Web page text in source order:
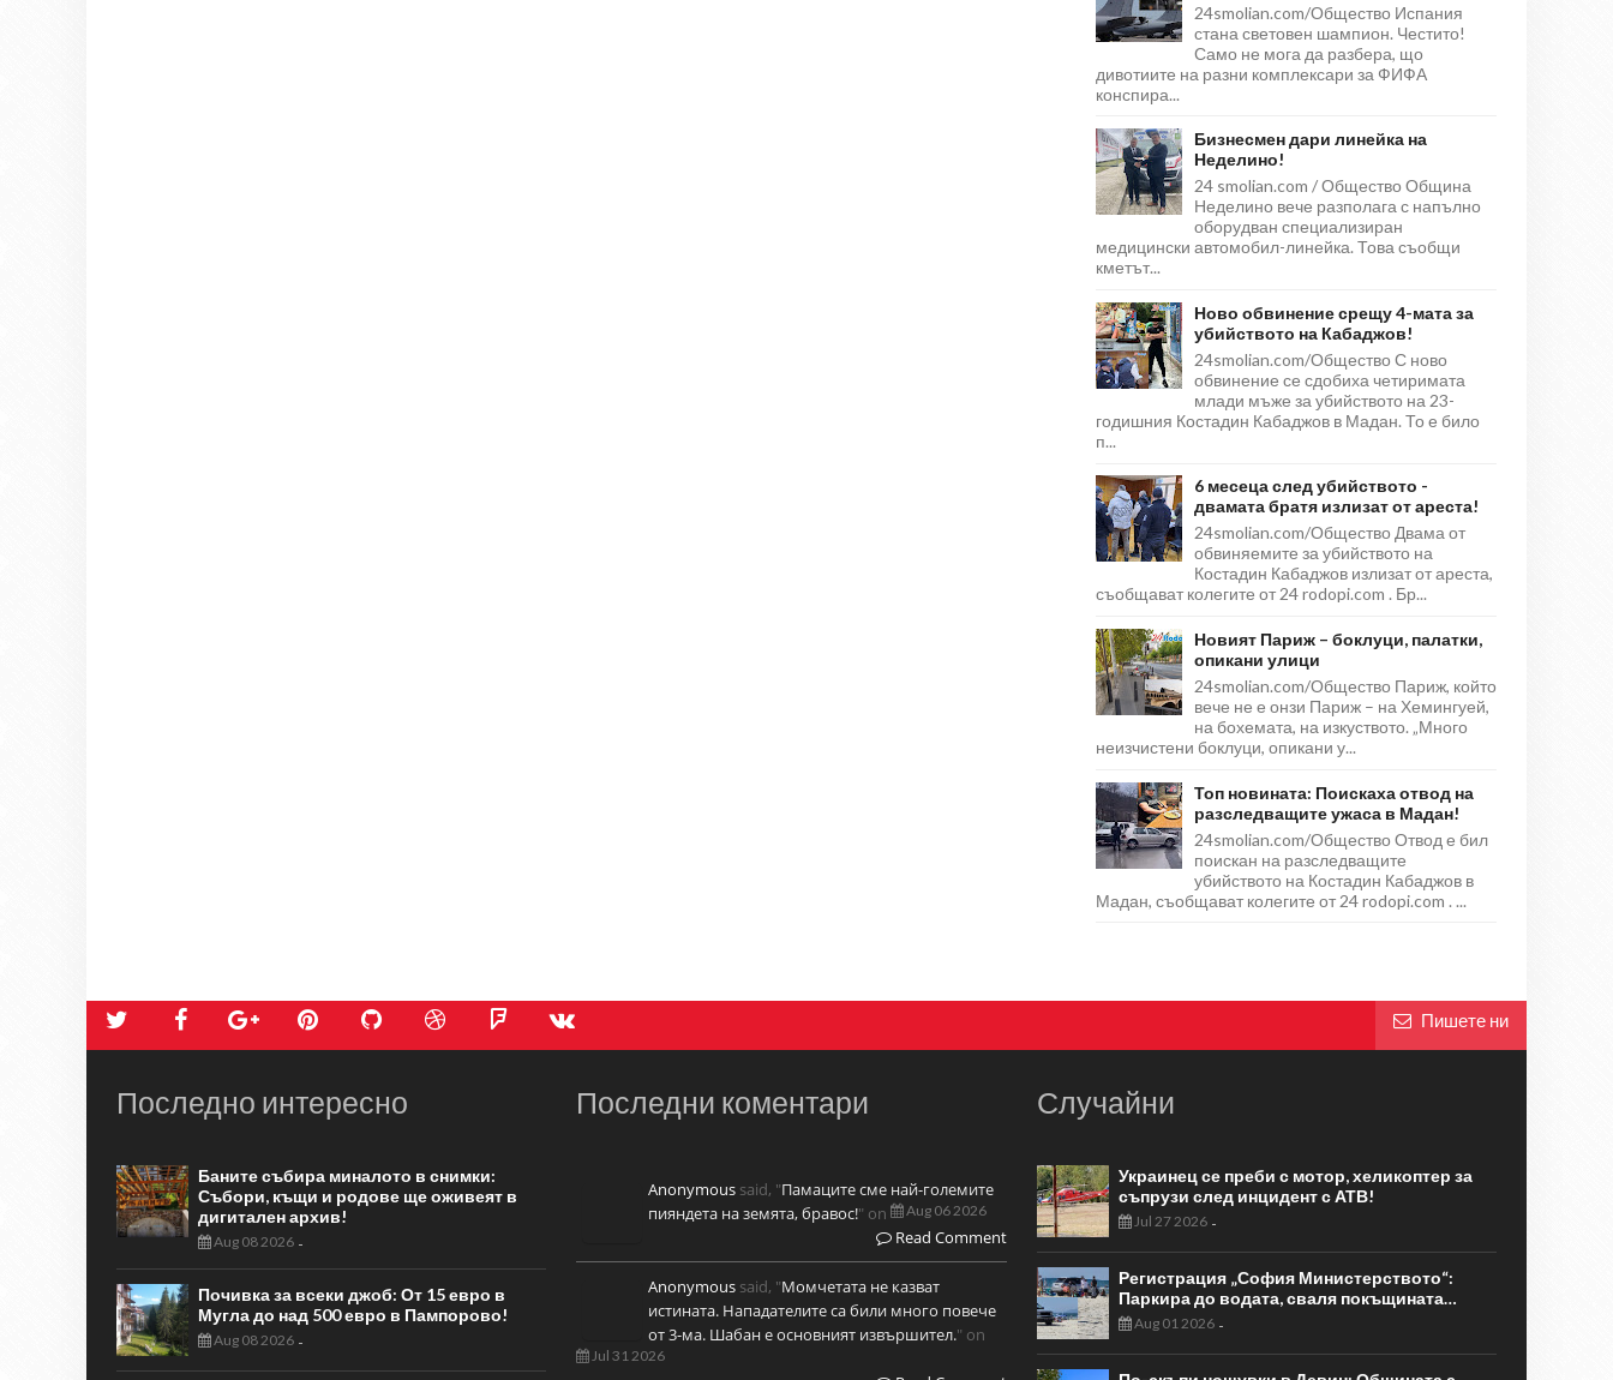
24smolian.com/Общество Испания
стана световен шампион. Честито!
Само не мога да разбера, що
дивотиите на разни комплексари за ФИФА
конспира...
Бизнесмен дари линейка на
Неделино!
24 smolian.com / Общество Община
Неделино вече разполага с напълно
оборудван специализиран
медицински автомобил-линейка. Това съобщи
кметът...
Ново обвинение срещу 4-мата за
убийството на Кабаджов!
24smolian.com/Общество С ново
обвинение се сдобиха четиримата
млади мъже за убийството на 23-
годишния Костадин Кабаджов в Мадан. То е било
п...
6 месеца след убийството -
двамата братя излизат от ареста!
24smolian.com/Общество Двама от
обвиняемите за убийството на
Костадин Кабаджов излизат от ареста,
съобщават колегите от 24 rodopi.com . Бр...
Новият Париж – боклуци, палатки,
опикани улици
24smolian.com/Общество Париж, който
вече не е онзи Париж – на Хемингуей,
на бохемата, на изкуството. „Много
неизчистени боклуци, опикани у...
Топ новината: Поискаха отвод на
разследващите ужаса в Мадан!
24smolian.com/Общество Отвод е бил
поискан на разследващите
убийството на Костадин Кабаджов в
Мадан, съобщават колегите от 24 rodopi.com . ...
Пишете ни
Последно интересно
Баните събира миналото в снимки:
Събори, къщи и родове ще оживеят в
дигитален архив!
Aug 08 2026 -
Почивка за всеки джоб: От 15 евро в
Мугла до над 500 евро в Пампорово!
Aug 08 2026 -
Последни коментари
Anonymous said, "Памаците сме най-големите
пияндета на земята, бравос!" on Aug 06 2026
Read Comment
Anonymous said, "Момчетата не казват
истината. Нападателите са били много повече
от 3-ма. Шабан е основният извършител." on
Jul 31 2026
Случайни
Украинец се преби с мотор, хеликоптер за
съпрузи след инцидент с АТВ!
Jul 27 2026-
Регистрация „София Министерството“:
Паркира до водата, сваля покъщината…
Aug 01 2026-